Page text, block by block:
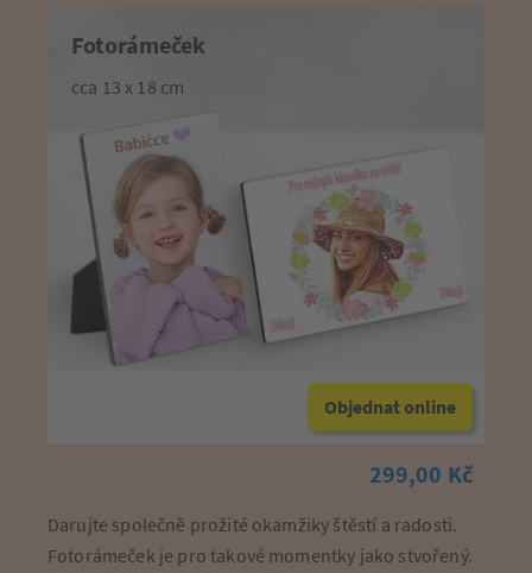
Fotorámeček
cca 13 x 18 cm
Objednat online
299,00 Kč
Darujte společně prožité okamžiky štěstí a radosti.
Fotorámeček je pro takové momentky jako stvořený.